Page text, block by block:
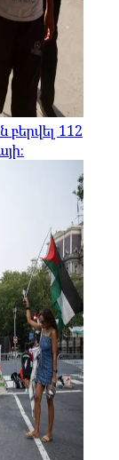
112